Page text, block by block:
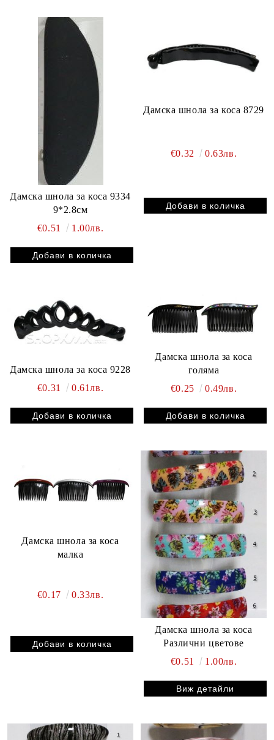
Дамска шнола за коса 9334
9*2.8см
€0.51
1.00лв.
Дамска шнола за коса 8729
€0.32 0.63лв.
Дамска шнола за коса 9228
€0.31
0.61лв.
Дамска шнола за коса
голяма
€0.25
0.49лв.
Дамска шнола за коса
малка
€0.17 0.33лв.
Дамска шнола за коса
Различни цветове
€0.51
1.00лв.
Виж детайли